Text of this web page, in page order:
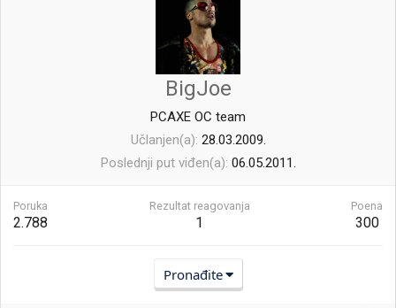
BigJoe
PCAXE OC team
Učlanjen(a) 28.03.2009.
Poslednji put viđen(a) 06.05.2011.
Poruka
2.788
Rezultat reagovanja
1
Poena
300
Pronađite